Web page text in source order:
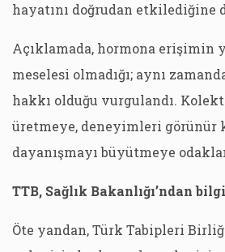
hayatını doğrudan
Açıklamada, hormona erişimin
meselesi olmadığı; aynı
hakkı olduğu vurgulandı.
üretmeye, deneyimleri görünür
dayanışmayı büyütmeye
TTB, Sağlık Bakanlığı’ndan
Öte yandan, Türk Tabipleri